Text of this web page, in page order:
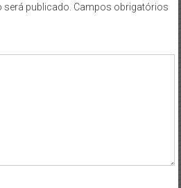
será publicado. Campos obrigatórios